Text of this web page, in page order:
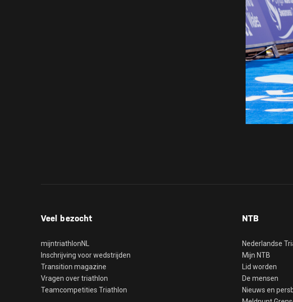
Veel bezocht
mijntriathlonNL
Inschrijving voor wedstrijden
Transition magazine
Vragen over triathlon
Teamcompetities Triathlon
NTB
Nederlandse
Mijn NTB
Lid worden
De mensen
Nieuws en